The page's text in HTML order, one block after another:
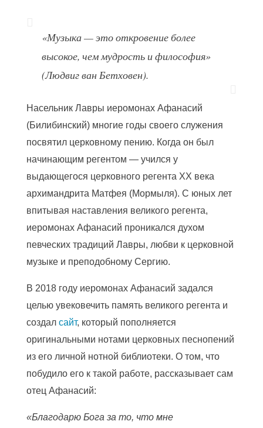
«Музыка — это откровение более
высокое, чем мудрость и философия»
(Людвиг ван Бетховен).
Насельник Лавры иеромонах Афанасий
(Билибинский) многие годы своего служения
посвятил церковному пению. Когда он был
начинающим регентом — учился у
выдающегося церковного регента XX века
архимандрита Матфея (Мормыля). С юных лет
впитывая наставления великого регента,
иеромонах Афанасий проникался духом
певческих традиций Лавры, любви к церковной
музыке и преподобному Сергию.
В 2018 году иеромонах Афанасий задался
целью увековечить память великого регента и
создал сайт, который пополняется
оригинальными нотами церковных песнопений
из его личной нотной библиотеки. О том, что
побудило его к такой работе, рассказывает сам
отец Афанасий:
«Благодарю Бога за то, что мне